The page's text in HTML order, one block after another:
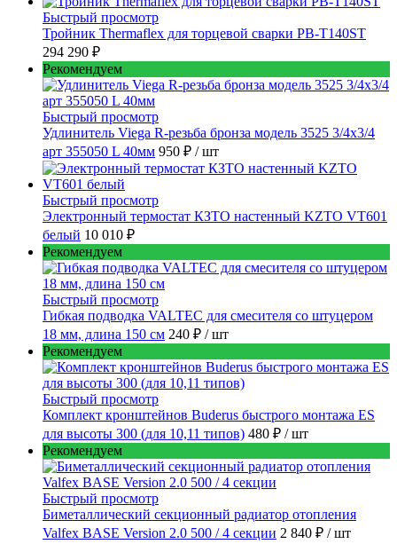
Быстрый просмотр
Тройник Thermaflex для торцевой сварки PB-T140ST
294 290 ₽
Рекомендуем
Быстрый просмотр
Удлинитель Viega R-резьба бронза модель 3525 3/4x3/4
арт 355050 L 40мм 950 ₽ / шт
Быстрый просмотр
Электронный термостат КЗТО настенный KZTO VT601
белый 10 010 ₽
Рекомендуем
Быстрый просмотр
Гибкая подводка VALTEC для смесителя со штуцером
18 мм, длина 150 см 240 ₽ / шт
Рекомендуем
Быстрый просмотр
Комплект кронштейнов Buderus быстрого монтажа ES
для высоты 300 (для 10,11 типов) 480 ₽ / шт
Рекомендуем
Быстрый просмотр
Биметаллический секционный радиатор отопления
Valfex BASE Version 2.0 500 / 4 секции 2 840 ₽ / шт